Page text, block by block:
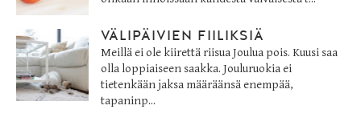
VÄLIPÄIVIEN FIILIKSIÄ
Meillä ei ole kiirettä riisua Joulua pois. Kuusi saa
olla loppiaiseen saakka. Jouluruokia ei
tietenkään jaksa määräänsä enempää,
tapaninp...